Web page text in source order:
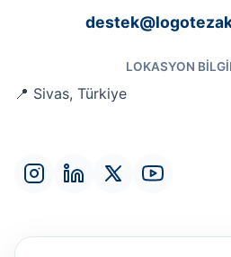
LOKASYON
📍 Sivas, Türkiye